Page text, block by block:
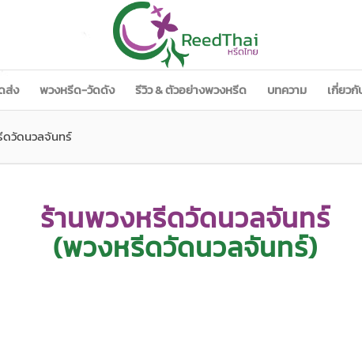
ส่ง พวงหรีด-วัดดัง รีวิว & ตัวอย่างพวงหรีด บทความ เกี่ยวกั
วัดนวลจันทร์
ร้านพวงหรีดวัดนวลจันทร์
(พวงหรีดวัดนวลจันทร์)